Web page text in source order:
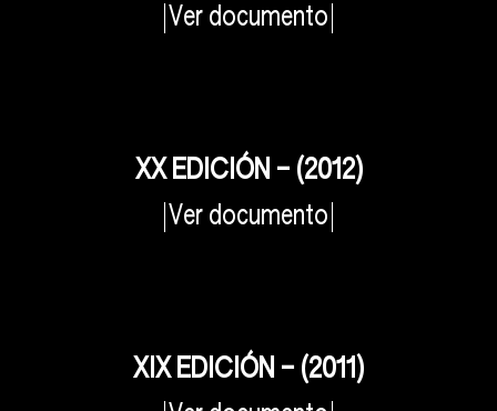
Ver documento
XX EDICIÓN – (2012)
Ver documento
XIX EDICIÓN – (2011)